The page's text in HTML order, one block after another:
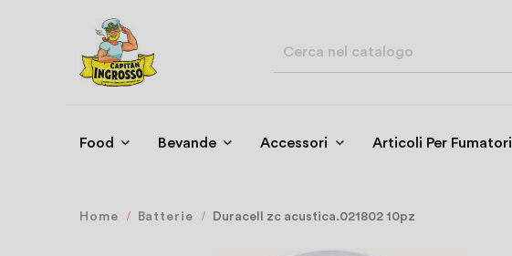
Food Bevande Accessori Articoli Per Fumatori
Home Batterie Duracell zc acustica.021802 10pz